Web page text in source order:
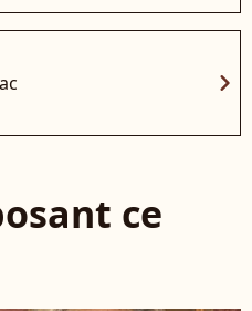
chevron_right
ce